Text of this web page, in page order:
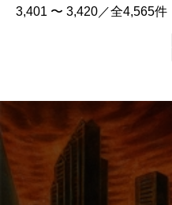
3,401 〜 3,420／全4,565件